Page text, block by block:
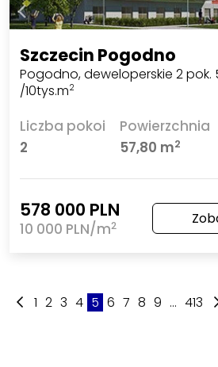
Szczecin Pogodno
Pogodno, deweloperskie 2 pok.
/10tys.m2
Liczba pokoi
2
Powierzchnia
57,80 m2
578 000 PLN
10 000 PLN/m2
1 2 3 4 5 6 7 8 9 ... 413